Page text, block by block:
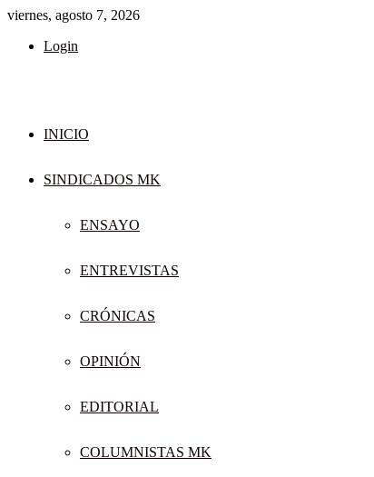
viernes, agosto 7, 2026
Login
INICIO
SINDICADOS MK
ENSAYO
ENTREVISTAS
CRÓNICAS
OPINIÓN
EDITORIAL
COLUMNISTAS MK